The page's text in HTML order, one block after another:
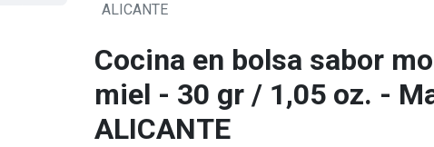
ALICANTE
Cocina en bolsa sabor
miel - 30 gr / 1,05 oz. -
ALICANTE